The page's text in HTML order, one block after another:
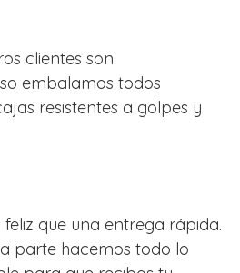
clientes son
embalamos todos
resistentes a golpes y
que una entrega rápida.
parte hacemos todo lo